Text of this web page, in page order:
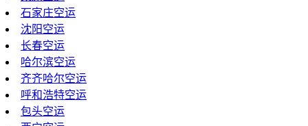
石家庄空运
沈阳空运
长春空运
哈尔滨空运
齐齐哈尔空运
呼和浩特空运
包头空运